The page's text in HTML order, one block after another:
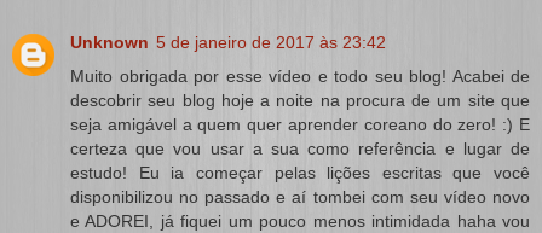
Unknown 5 de janeiro de 2017 às 23:42
Muito obrigada por esse vídeo e todo seu blog! Acabei de
descobrir seu blog hoje a noite na procura de um site que
seja amigável a quem quer aprender coreano do zero! :) E
certeza que vou usar a sua como referência e lugar de
estudo! Eu ia começar pelas lições escritas que você
disponibilizou no passado e aí tombei com seu vídeo novo
e ADOREI, já fiquei um pouco menos intimidada haha vou